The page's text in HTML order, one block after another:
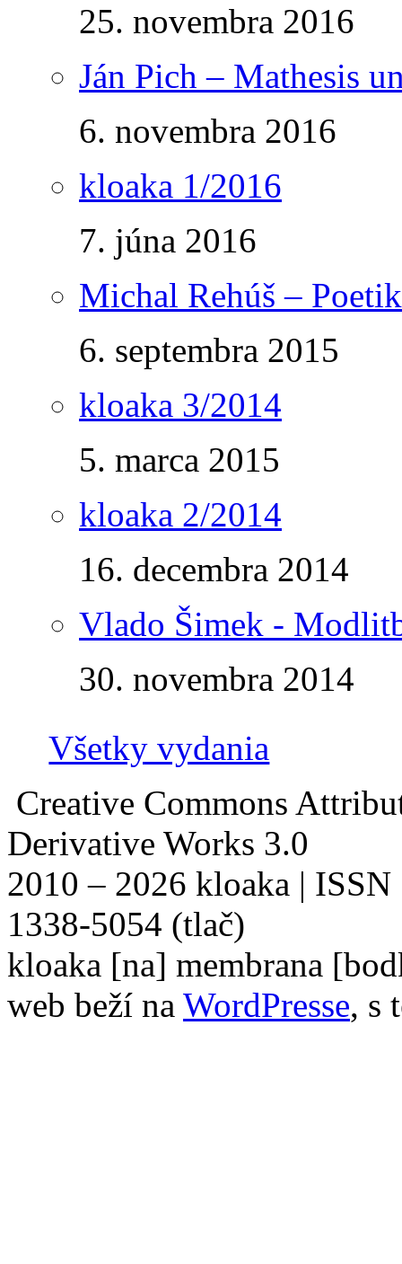
25. novembra 2016
Ján Pich – Mathesis
6. novembra 2016
kloaka 1/2016
7. júna 2016
Michal Rehúš –
6. septembra 2015
kloaka 3/2014
5. marca 2015
kloaka 2/2014
16. decembra 2014
Vlado Šimek -
30. novembra 2014
Všetky vydania
Creative Commons
Derivative Works 3.0
2010 – 2026 kloaka |
1338-5054 (tlač)
kloaka [na] membrana
web beží na WordPresse, s